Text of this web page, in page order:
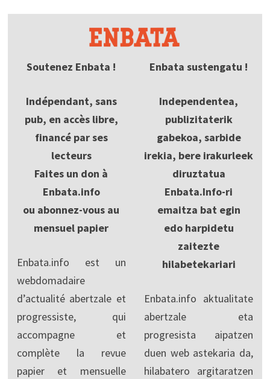
Soutenez Enbata !
Indépendant, sans
pub, en accès libre,
financé par ses
lecteurs
Faites un don à
Enbata.info
ou abonnez-vous au
mensuel papier
Enbata.info est un
webdomadaire
d’actualité abertzale et
progressiste, qui
accompagne et
complète la revue
papier et mensuelle
Enbata sustengatu !
Independentea,
publizitaterik
gabekoa, sarbide
irekia, bere irakurleek
diruztatua
Enbata.Info-ri
emaitza bat egin
edo harpidetu
zaitezte
hilabetekariari
Enbata.info aktualitate
abertzale eta
progresista aipatzen
duen web astekaria da,
hilabatero argitaratzen